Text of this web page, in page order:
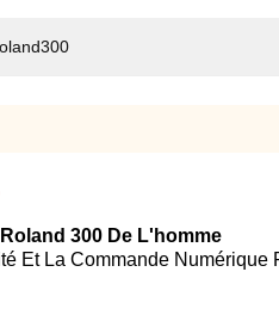
300 De L'homme
Et La Commande